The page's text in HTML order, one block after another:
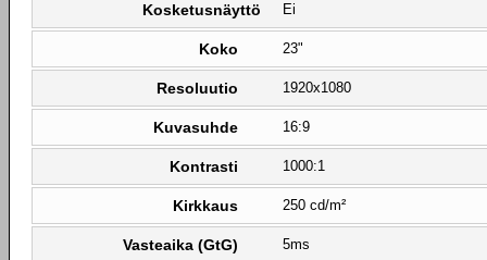
Kosketusnäyttö Ei
Koko 23"
Resoluutio 1920x1080
Kuvasuhde 16:9
Kontrasti 1000:1
Kirkkaus 250 cd/m²
Vasteaika (GtG) 5ms